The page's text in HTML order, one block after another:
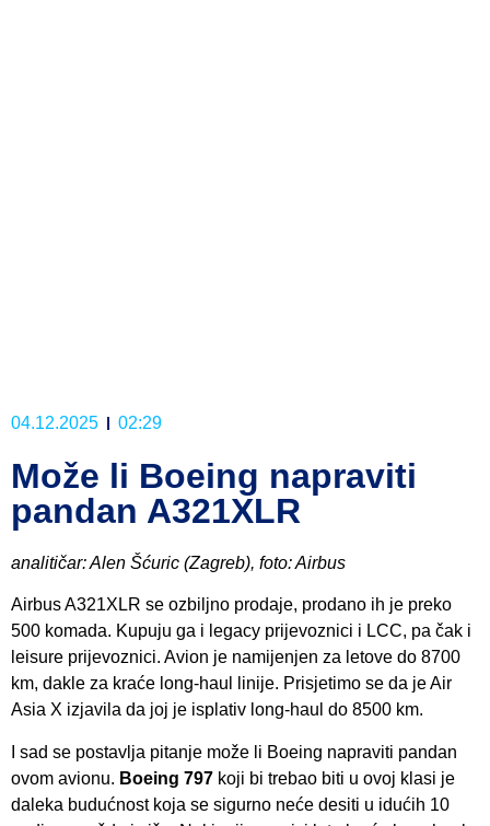
04.12.2025 02:29
Može li Boeing napraviti
pandan A321XLR
analitičar: Alen Šćuric (Zagreb), foto: Airbus
Airbus A321XLR se ozbiljno prodaje, prodano ih je preko
500 komada. Kupuju ga i legacy prijevoznici i LCC, pa čak i
leisure prijevoznici. Avion je namijenjen za letove do 8700
km, dakle za kraće long-haul linije. Prisjetimo se da je Air
Asia X izjavila da joj je isplativ long-haul do 8500 km.
I sad se postavlja pitanje može li Boeing napraviti pandan
ovom avionu. Boeing 797 koji bi trebao biti u ovoj klasi je
daleka budućnost koja se sigurno neće desiti u idućih 10